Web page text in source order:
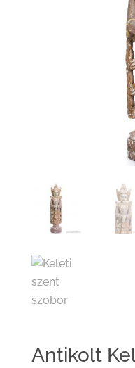
Antikolt